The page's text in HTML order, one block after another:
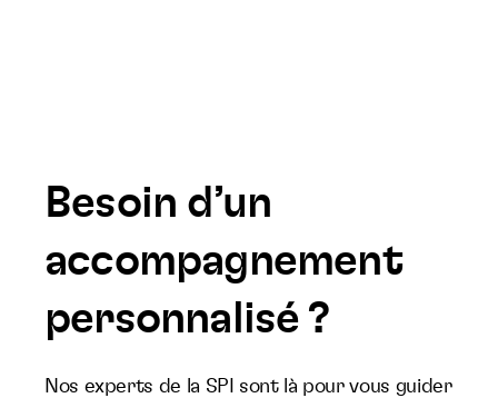
Besoin d’un
accompagnement
personnalisé ?
Nos experts de la SPI sont là pour vous guider